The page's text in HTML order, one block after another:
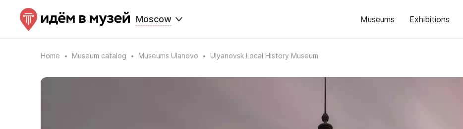
Moscow Museums Exhibitions
Home Museum catalog Museums Ulanovo Ulyanovsk Local History Museum